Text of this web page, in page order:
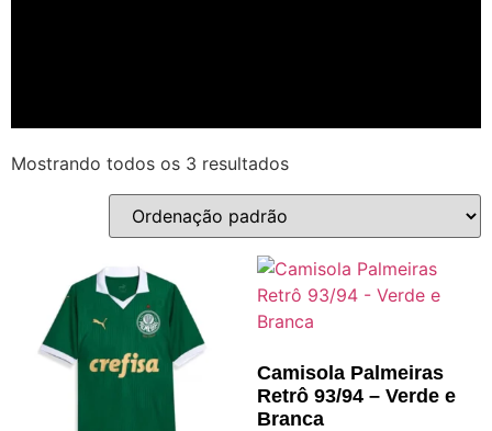
Mostrando todos os 3 resultados
Camisola Palmeiras
Retrô 93/94 – Verde e
Branca